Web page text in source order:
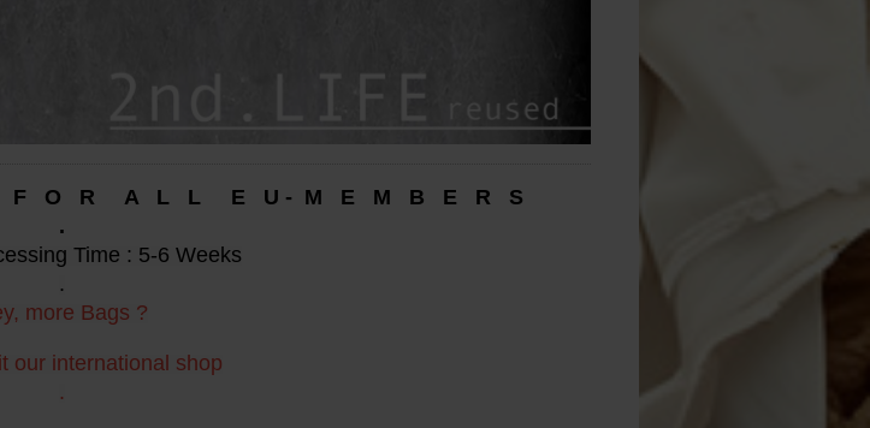
O R A L L E U - M E M B E R S
.
Time : 5-6 Weeks
.
more Bags ?
our international shop
.